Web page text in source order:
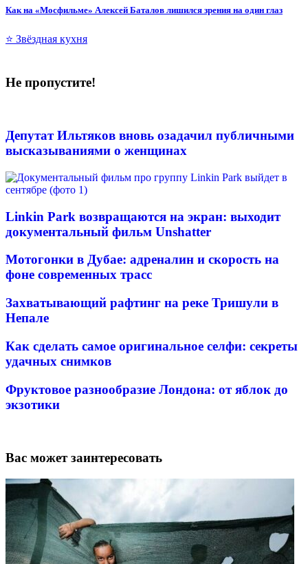
Как на «Мосфильме» Алексей Баталов лишился зрения на один глаз
⭐ Звёздная кухня
Не пропустите!
Депутат Ильтяков вновь озадачил публичными
высказываниями о женщинах
Linkin Park возвращаются на экран: выходит
документальный фильм Unshatter
Мотогонки в Дубае: адреналин и скорость на
фоне современных трасс
Захватывающий рафтинг на реке Тришули в
Непале
Как сделать самое оригинальное селфи: секреты
удачных снимков
Фруктовое разнообразие Лондона: от яблок до
экзотики
Вас может заинтересовать